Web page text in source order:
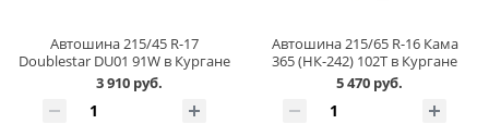
Автошина 215/45 R-17
Doublestar DU01 91W в Кургане
3 910 руб.
Автошина 215/65 R-16 Кама
365 (НК-242) 102T в Кургане
5 470 руб.